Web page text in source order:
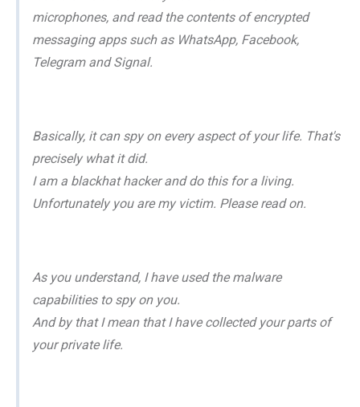
microphones, and read the contents of encrypted
messaging apps such as WhatsApp, Facebook,
Telegram and Signal.
Basically, it can spy on every aspect of your life. That's
precisely what it did.
I am a blackhat hacker and do this for a living.
Unfortunately you are my victim. Please read on.
As you understand, I have used the malware
capabilities to spy on you.
And by that I mean that I have collected your parts of
your private life.